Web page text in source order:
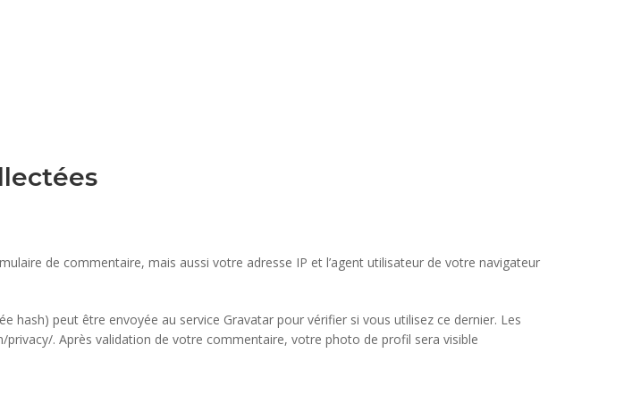
de commentaire, mais aussi votre adresse IP et l’agent utilisateur de votre navigateur
hash) peut être envoyée au service Gravatar pour vérifier si vous utilisez ce dernier. Les
. Après validation de votre commentaire, votre photo de profil sera visible